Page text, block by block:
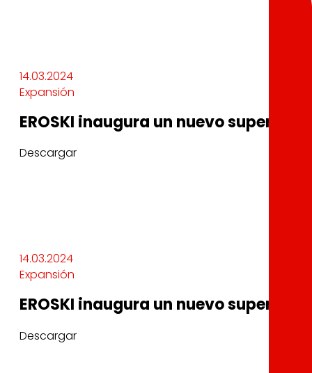
14.03.2024
Expansión
EROSKI inaugura un nuevo
Descargar
14.03.2024
Expansión
EROSKI inaugura un nuevo
Descargar